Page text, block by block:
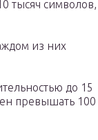
тысяч символов,
из них
до 15
превышать 100